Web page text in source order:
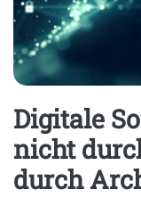
Digitale
nicht
durch